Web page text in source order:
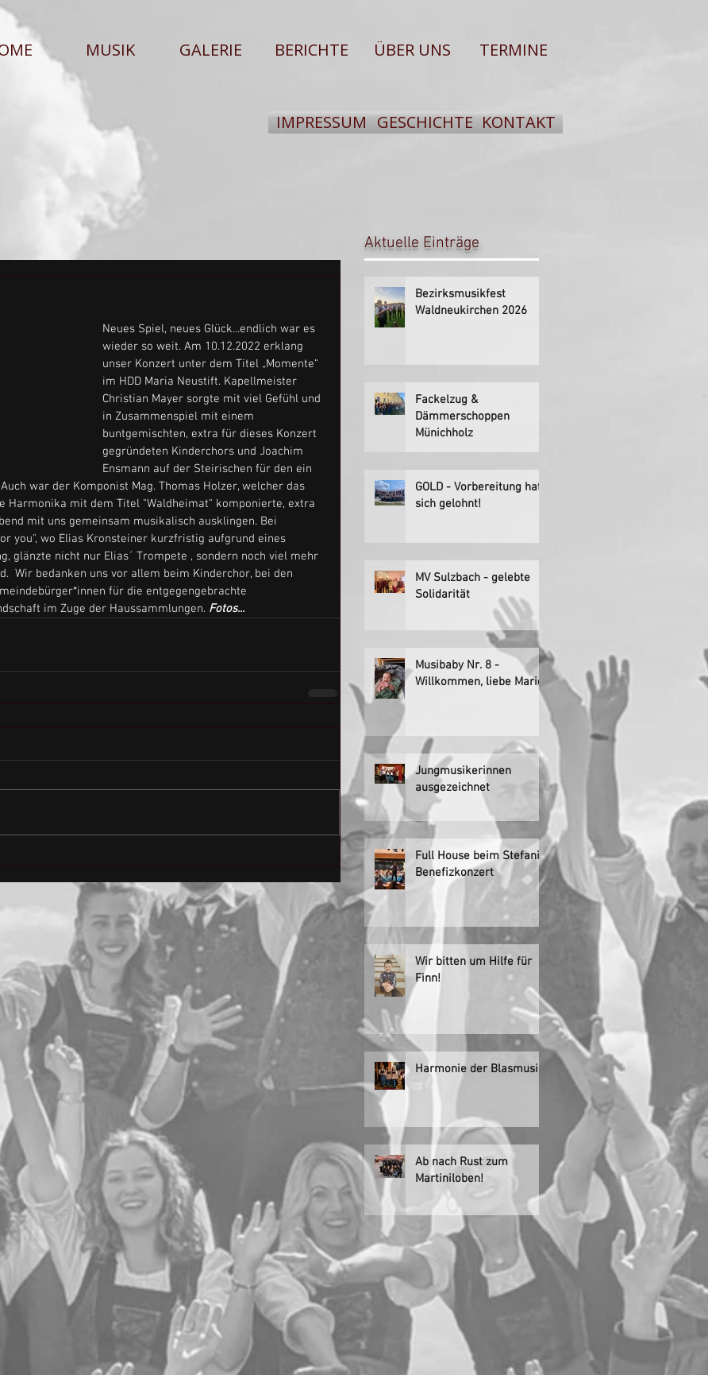
MUSIK GALERIE BERICHTE ÜBER UNS TERMINE
IMPRESSUM GESCHICHTE KONTAKT
Aktuelle Einträge
Neues Spiel, neues Glück...endlich war es
wieder so weit. Am 10.12.2022 erklang
unser Konzert unter dem Titel „Momente“
im HDD Maria Neustift. Kapellmeister
Christian Mayer sorgte mit viel Gefühl und
in Zusammenspiel mit einem
buntgemischten, extra für dieses Konzert
gegründeten Kinderchors und Joachim
Ensmann auf der Steirischen für den ein
Auch war der Komponist Mag. Thomas Holzer, welcher das
Harmonika mit dem Titel "Waldheimat" komponierte, extra
mit uns gemeinsam musikalisch ausklingen. Bei
you", wo Elias Kronsteiner kurzfristig aufgrund eines
glänzte nicht nur Elias´ Trompete , sondern noch viel mehr
Wir bedanken uns vor allem beim Kinderchor, bei den
für die entgegengebrachte
im Zuge der Haussammlungen. Fotos...
Bezirksmusikfest
Waldneukirchen 2026
Fackelzug &
Dämmerschoppen
Münichholz
GOLD - Vorbereitung hat
sich gelohnt!
MV Sulzbach - gelebte
Solidarität
Musibaby Nr. 8 -
Willkommen, liebe Marie!
Jungmusikerinnen
ausgezeichnet
Full House beim Stefani-
Benefizkonzert
Wir bitten um Hilfe für
Finn!
Harmonie der Blasmusik!
Ab nach Rust zum
Martiniloben!